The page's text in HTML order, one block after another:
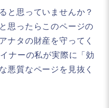
と思っていませんか？
思ったらこのページの
ナタの財産を守ってく
ナーの私が実際に「効
悪質なページを見抜く